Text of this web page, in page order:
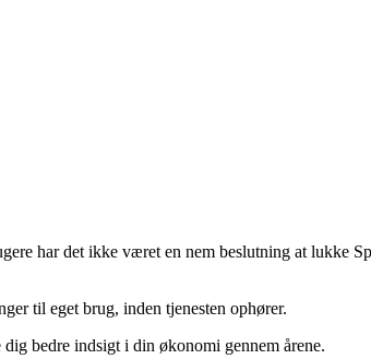
har det ikke været en nem beslutning at lukke
til eget brug, inden tjenesten ophører.
bedre indsigt i din økonomi gennem årene.